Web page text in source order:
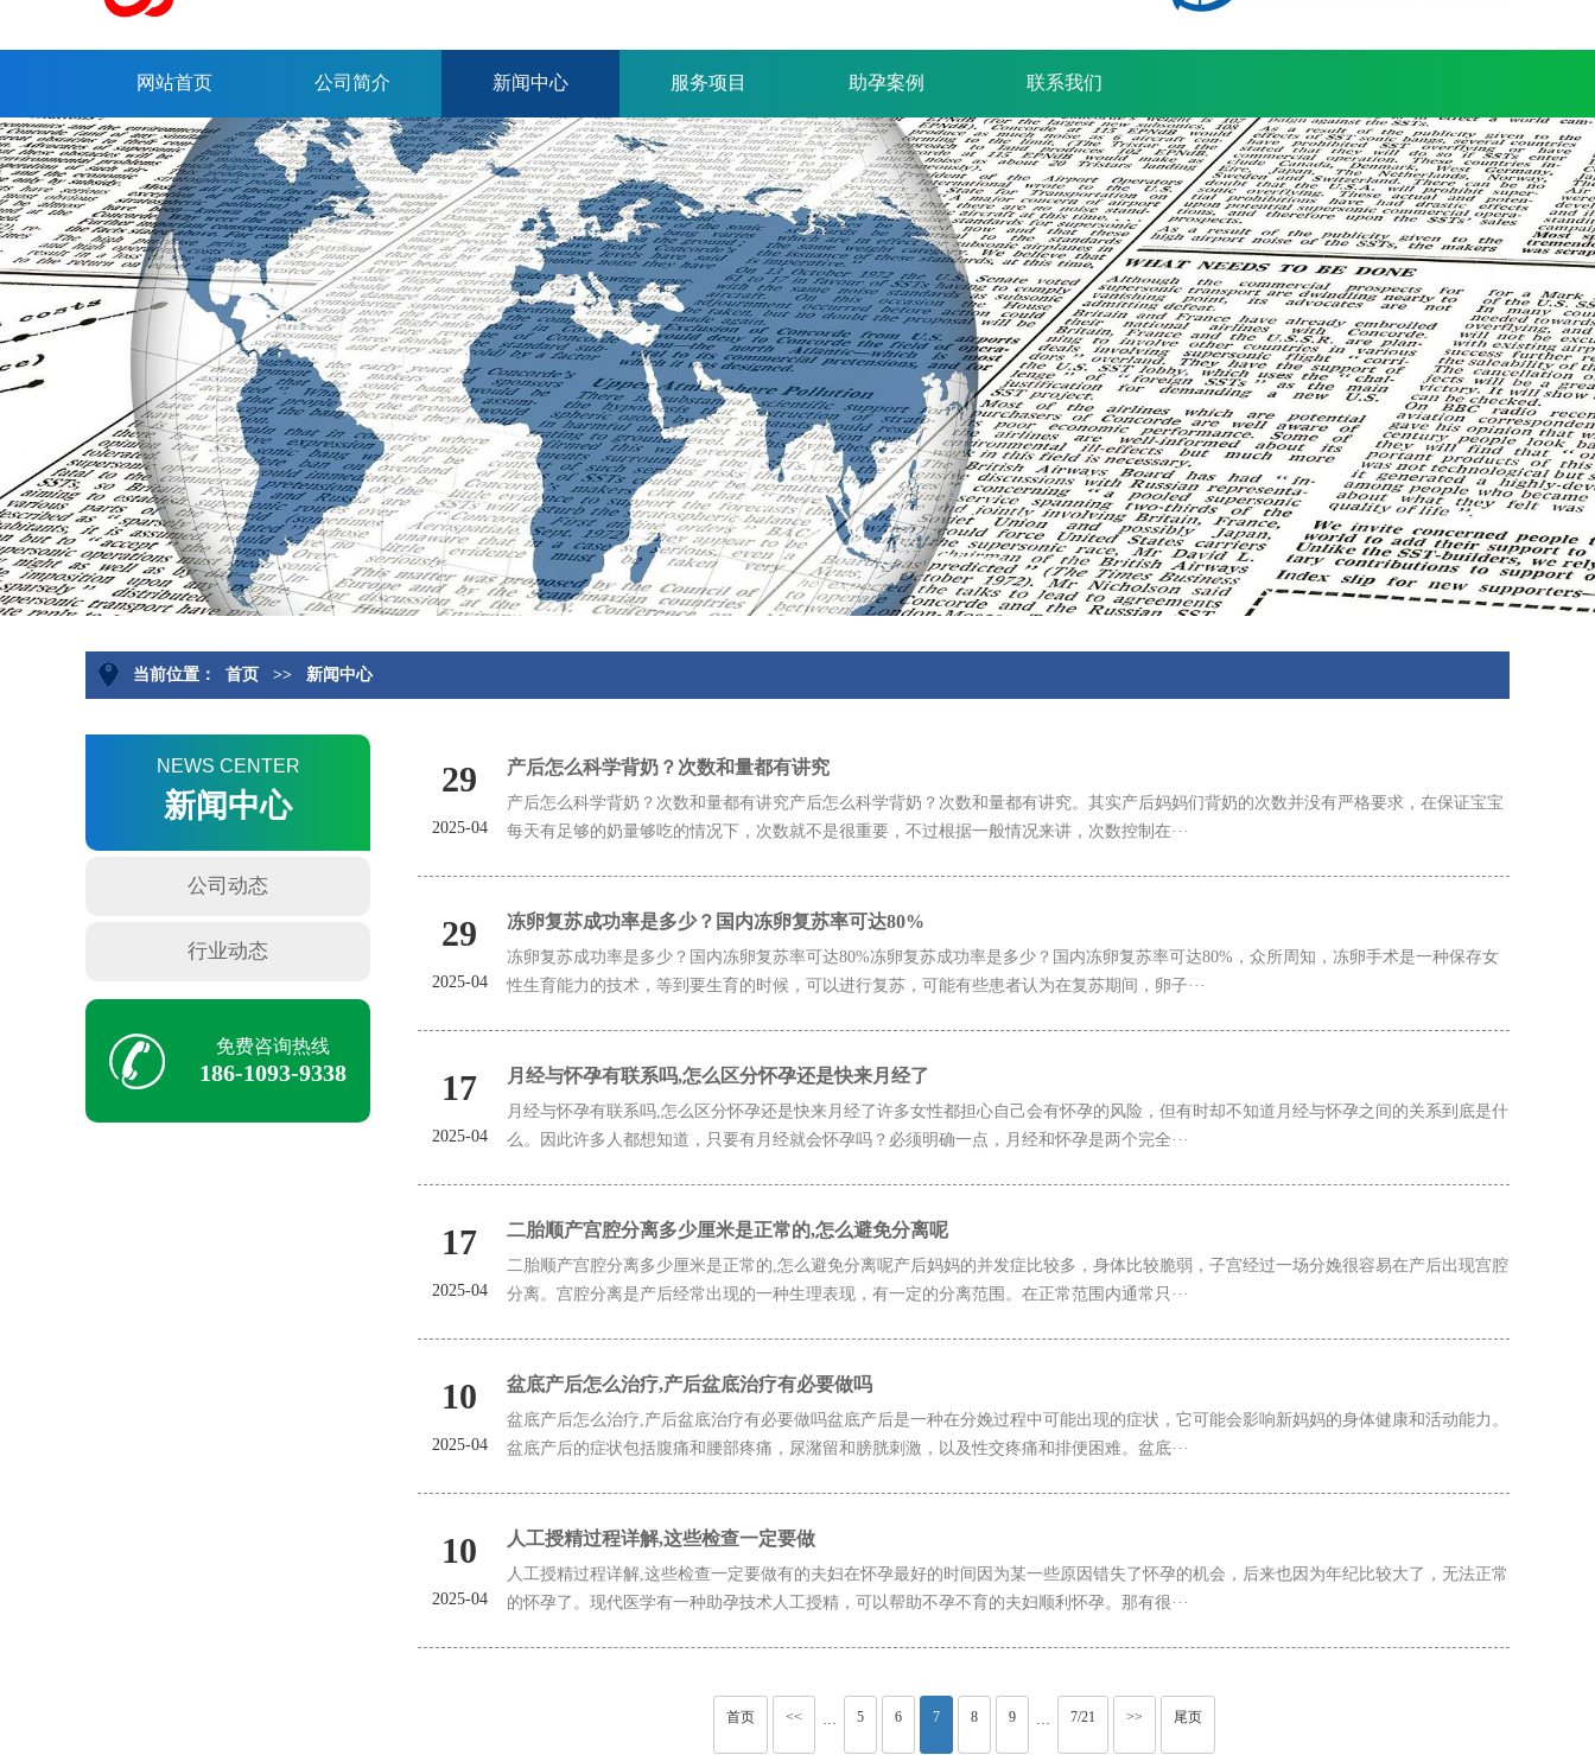
网站首页 公司简介 新闻中心 服务项目 助孕案例 联系我们
当前位置： 首页 >> 新闻中心
NEWS CENTER
新闻中心
公司动态
行业动态
免费咨询热线
186-1093-9338
29
2025-04
产后怎么科学背奶？次数和量都有讲究
产后怎么科学背奶？次数和量都有讲究产后怎么科学背奶？次数和量都有讲究。其实产后妈妈们背奶的次数并没有严格要求，在保证宝宝
每天有足够的奶量够吃的情况下，次数就不是很重要，不过根据一般情况来讲，次数控制在···
29
2025-04
冻卵复苏成功率是多少？国内冻卵复苏率可达80%
冻卵复苏成功率是多少？国内冻卵复苏率可达80%冻卵复苏成功率是多少？国内冻卵复苏率可达80%，众所周知，冻卵手术是一种保存女
性生育能力的技术，等到要生育的时候，可以进行复苏，可能有些患者认为在复苏期间，卵子···
17
2025-04
月经与怀孕有联系吗,怎么区分怀孕还是快来月经了
月经与怀孕有联系吗,怎么区分怀孕还是快来月经了许多女性都担心自己会有怀孕的风险，但有时却不知道月经与怀孕之间的关系到底是什
么。因此许多人都想知道，只要有月经就会怀孕吗？必须明确一点，月经和怀孕是两个完全···
17
2025-04
二胎顺产宫腔分离多少厘米是正常的,怎么避免分离呢
二胎顺产宫腔分离多少厘米是正常的,怎么避免分离呢产后妈妈的并发症比较多，身体比较脆弱，子宫经过一场分娩很容易在产后出现宫腔
分离。宫腔分离是产后经常出现的一种生理表现，有一定的分离范围。在正常范围内通常只···
10
2025-04
盆底产后怎么治疗,产后盆底治疗有必要做吗
盆底产后怎么治疗,产后盆底治疗有必要做吗盆底产后是一种在分娩过程中可能出现的症状，它可能会影响新妈妈的身体健康和活动能力。
盆底产后的症状包括腹痛和腰部疼痛，尿潴留和膀胱刺激，以及性交疼痛和排便困难。盆底···
10
2025-04
人工授精过程详解,这些检查一定要做
人工授精过程详解,这些检查一定要做有的夫妇在怀孕最好的时间因为某一些原因错失了怀孕的机会，后来也因为年纪比较大了，无法正常
的怀孕了。现代医学有一种助孕技术人工授精，可以帮助不孕不育的夫妇顺利怀孕。那有很···
首页 << ··· 5 6 7 8 9 ··· 7/21 >> 尾页